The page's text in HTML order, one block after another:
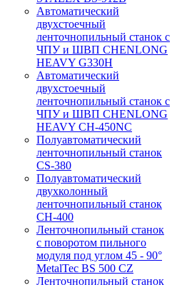
Автоматический
двухстоечный
ленточнопильный станок с
ЧПУ и ШВП CHENLONG
HEAVY G330H
Автоматический
двухстоечный
ленточнопильный станок с
ЧПУ и ШВП CHENLONG
HEAVY CH-450NC
Полуавтоматический
ленточнопильный станок
CS-380
Полуавтоматический
двухколонный
ленточнопильный станок
CH-400
Ленточнопильный станок
c поворотом пильного
модуля под углом 45 - 90°
MetalTec BS 500 CZ
Ленточнопильный станок